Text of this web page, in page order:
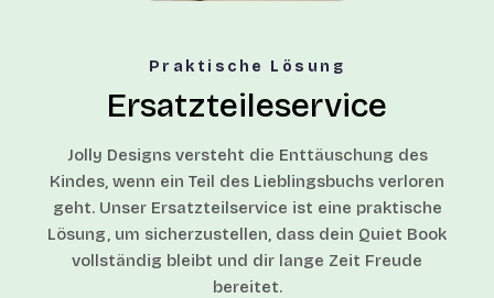
Praktische Lösung
Ersatzteileservice
Jolly Designs versteht die Enttäuschung des
Kindes, wenn ein Teil des Lieblingsbuchs verloren
geht. Unser Ersatzteilservice ist eine praktische
Lösung, um sicherzustellen, dass dein Quiet Book
vollständig bleibt und dir lange Zeit Freude
bereitet.